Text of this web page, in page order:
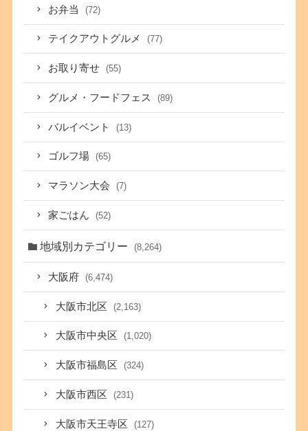
お弁当 (72)
テイクアウトグルメ (77)
お取り寄せ (55)
グルメ・フードフェス (89)
バルイベント (13)
ゴルフ場 (65)
マラソン大会 (7)
家ごはん (52)
地域別カテゴリー (8,264)
大阪府 (6,474)
大阪市北区 (2,163)
大阪市中央区 (1,020)
大阪市福島区 (324)
大阪市西区 (231)
大阪市天王寺区 (127)